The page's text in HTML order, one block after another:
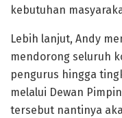
kebutuhan
Lebih lanjut, Andy
mendorong seluruh
pengurus hingga
melalui Dewan
tersebut nantinya